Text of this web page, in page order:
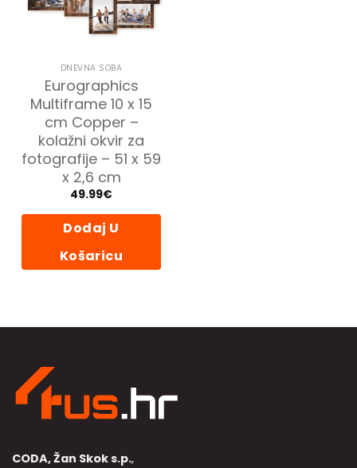
DNEVNA SOBA
Eurographics
Multiframe 10 x 15
cm Copper –
kolažni okvir za
fotografije – 51 x 59
x 2,6 cm
49.99€
Dodaj U
Košaricu
CODA, Žan Skok s.p.,